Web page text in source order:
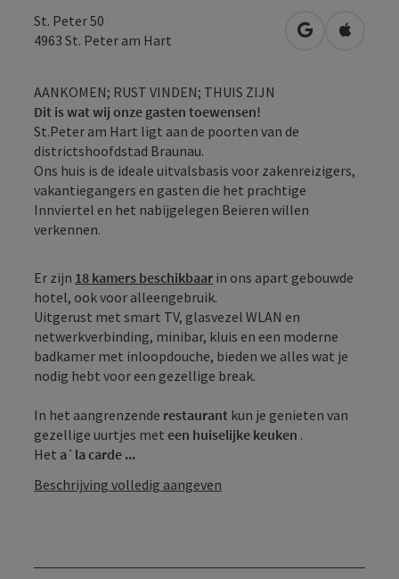
St. Peter 50
4963 St. Peter am Hart Openen in
AANKOMEN; RUST VINDEN; THUIS ZIJN
Dit is wat wij onze gasten toewensen!
St.Peter am Hart ligt aan de poorten van de
districtshoofdstad Braunau.
Ons huis is de ideale uitvalsbasis voor zakenreizigers,
vakantiegangers en gasten die het prachtige
Innviertel en het nabijgelegen Beieren willen
verkennen.
Er zijn 18 kamers beschikbaar in ons apart gebouwde
hotel, ook voor alleengebruik.
Uitgerust met smart TV, glasvezel WLAN en
netwerkverbinding, minibar, kluis en een moderne
badkamer met inloopdouche, bieden we alles wat je
nodig hebt voor een gezellige break.
In het aangrenzende restaurant kun je genieten van
gezellige uurtjes met een huiselijke keuken .
Het a`la carde ...
Beschrijving volledig aangeven